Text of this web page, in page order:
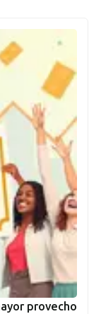
provecho